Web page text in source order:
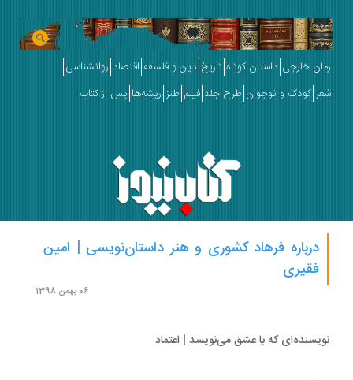
خارجی داستان کوتاه تاریخ دین و فلسفه اقتصاد روانشناسی
کودک و نوجوان طرح جلد فیلم طنز ریشه‌ها پس از کتاب
درباره فرهاد کشوری و هنر داستان‌نویسی | امین
فقیری
که با عشق می‌نویسد | اعتماد